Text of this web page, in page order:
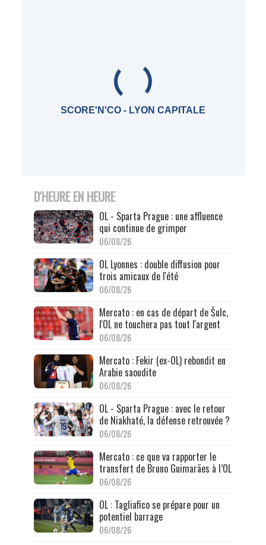
SCORE'N'CO - LYON CAPITALE
D'HEURE EN HEURE
OL - Sparta Prague : une affluence
qui continue de grimper
06/08/26
OL Lyonnes : double diffusion pour
trois amicaux de l'été
06/08/26
Mercato : en cas de départ de Šulc,
l'OL ne touchera pas tout l'argent
06/08/26
Mercato : Fekir (ex-OL) rebondit en
Arabie saoudite
06/08/26
OL - Sparta Prague : avec le retour
de Niakhaté, la défense retrouvée ?
06/08/26
Mercato : ce que va rapporter le
transfert de Bruno Guimarães à l’OL
06/08/26
OL : Tagliafico se prépare pour un
potentiel barrage
06/08/26